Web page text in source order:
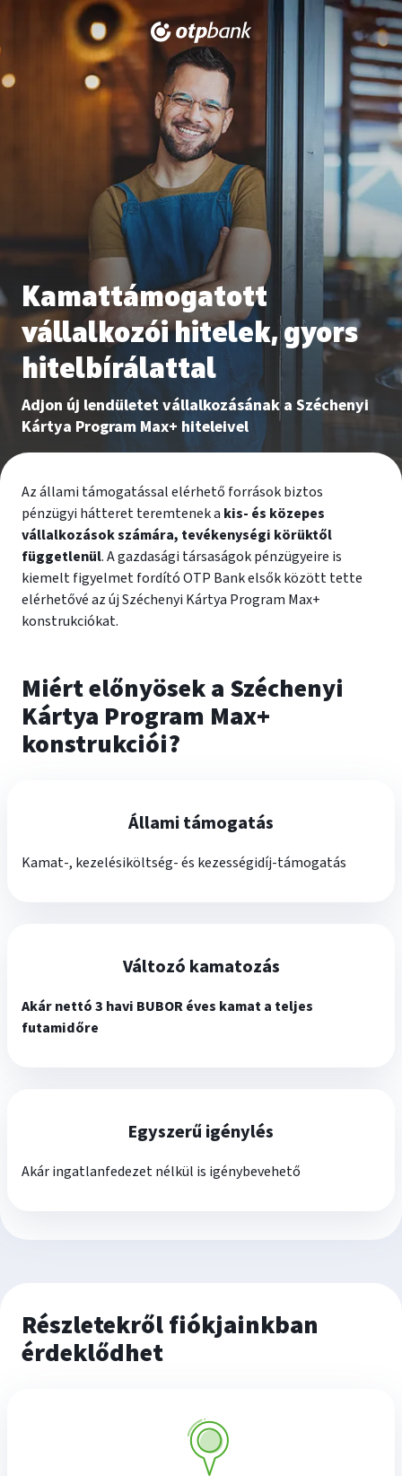
Kamattámogatott
vállalkozói hitelek, gyors
hitelbírálattal
Adjon új lendületet vállalkozásának a Széchenyi
Kártya Program Max+ hiteleivel
Az állami támogatással elérhető források biztos
pénzügyi hátteret teremtenek a kis- és közepes
vállalkozások számára, tevékenységi körüktől
függetlenül. A gazdasági társaságok pénzügyeire is
kiemelt figyelmet fordító OTP Bank elsők között tette
elérhetővé az új Széchenyi Kártya Program Max+
konstrukciókat.
Miért előnyösek a Széchenyi
Kártya Program Max+
konstrukciói?
Állami támogatás
Kamat-, kezelésiköltség- és kezességidíj-támogatás
Változó kamatozás
Akár nettó 3 havi BUBOR éves kamat a teljes
futamidőre
Egyszerű igénylés
Akár ingatlanfedezet nélkül is igénybevehető
Részletekről fiókjainkban
érdeklődhet